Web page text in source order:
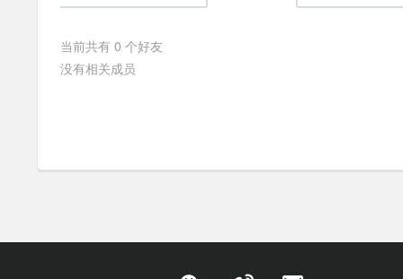
络
当前共有 0 个好友
没有相关成员